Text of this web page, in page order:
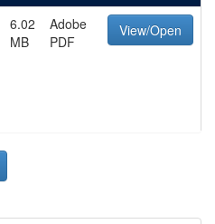
6.02
MB
Adobe
PDF
View/Open